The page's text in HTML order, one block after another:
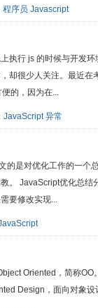
程序员 Javascript
执行 js 的时候与开发
却很少人关注。最近
的，因为在...
JavaScript 异常
的是对优化工作的一个
。 JavaScript优化总结
要修改实现...
Oriented，简称
Design，面向对象